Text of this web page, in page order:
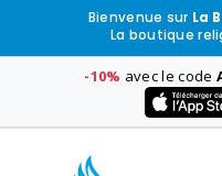
Bienvenue sur La
La boutique
-10% avec le code